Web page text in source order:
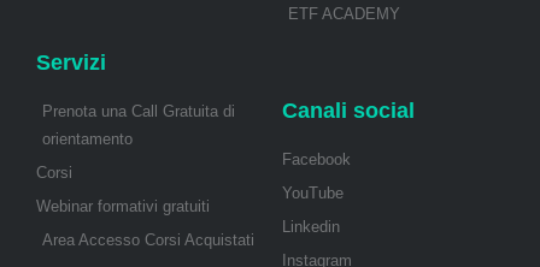
ETF ACADEMY
Servizi
Prenota una Call Gratuita di
orientamento
Corsi
Webinar formativi gratuiti
Area Accesso Corsi Acquistati
Canali social
Facebook
YouTube
Linkedin
Instagram